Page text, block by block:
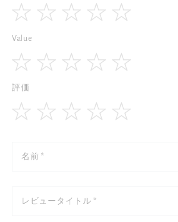
star
stars
stars
stars
stars
Value
star
stars
stars
stars
stars
評価